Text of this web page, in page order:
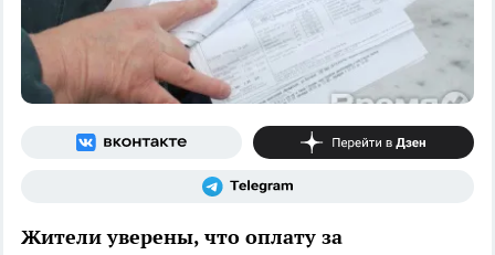
Жители уверены, что оплату за